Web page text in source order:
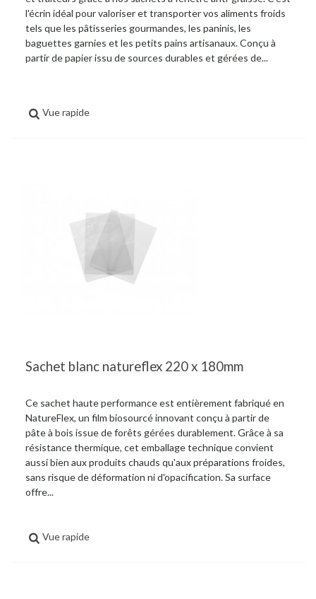
l'écrin idéal pour valoriser et transporter vos aliments froids
tels que les pâtisseries gourmandes, les paninis, les
baguettes garnies et les petits pains artisanaux. Conçu à
partir de papier issu de sources durables et gérées de...
Vue rapide
Sachet blanc natureflex 220 x 180mm
Ce sachet haute performance est entièrement fabriqué en
NatureFlex, un film biosourcé innovant conçu à partir de
pâte à bois issue de forêts gérées durablement. Grâce à sa
résistance thermique, cet emballage technique convient
aussi bien aux produits chauds qu'aux préparations froides,
sans risque de déformation ni d'opacification. Sa surface
offre...
Vue rapide